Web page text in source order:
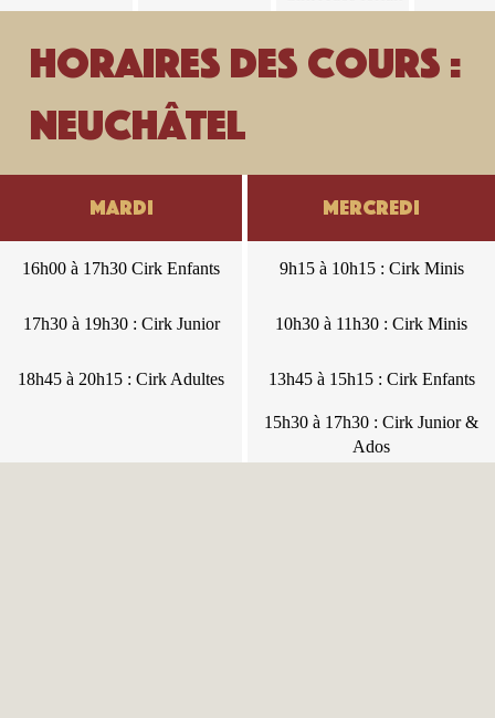
Horaires des cours :
Neuchâtel
Mardi Mercredi
16h00 à 17h30 Cirk Enfants 9h15 à 10h15 : Cirk Minis
17h30 à 19h30 : Cirk Junior 10h30 à 11h30 : Cirk Minis
18h45 à 20h15 : Cirk Adultes 13h45 à 15h15 : Cirk Enfants
15h30 à 17h30 : Cirk Junior &
Ados
Mardi Mercredi
16h00 à 17h30 Cirk Enfants 9h15 à 10h15 : Cirk Minis
17h30 à 19h30 : Cirk Junior 10h30 à 11h30 : Cirk Minis
18h45 à 20h15 : Cirk Adultes 13h45 à 15h15 : Cirk Enfants
15h30 à 17h30 : Cirk Junior &
Ados